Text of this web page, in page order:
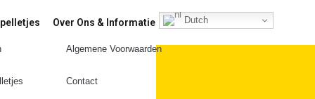
Over Ons & Informatie
Algemene Voorwaarden
Contact
Dutch